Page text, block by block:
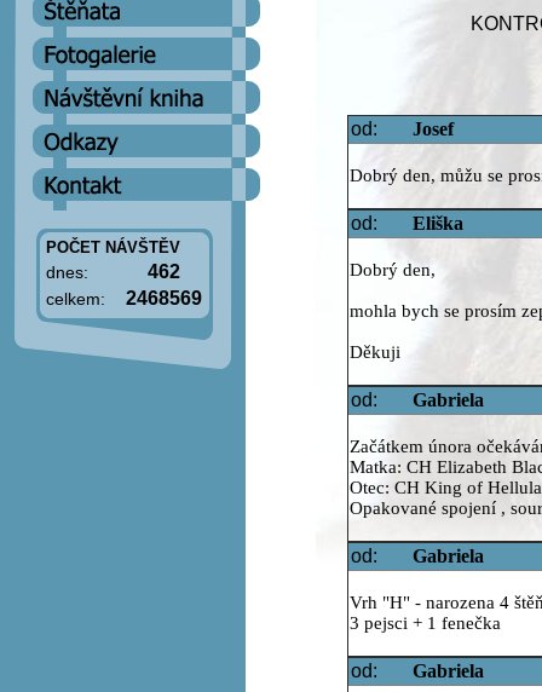
POČET NÁVŠTĚV
dnes: 462
celkem: 2468569
od: Josef
Dobrý den, můžu se
od: Eliška
Dobrý den,
mohla bych se prosím
Děkuji
od: Gabriela
Začátkem února
Matka: CH Elizabeth
Otec: CH King of
Opakované spojení ,
od: Gabriela
Vrh "H" - narozena 4
3 pejsci + 1 fenečka
od: Gabriela